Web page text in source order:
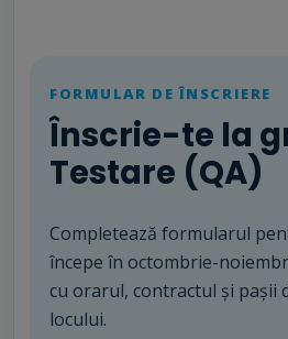
FORMULAR DE ÎNSCRIERE
Înscrie-te la
Testare (QA)
Completează formularul
începe în octombrie-
cu orarul, contractul și pașii
locului.